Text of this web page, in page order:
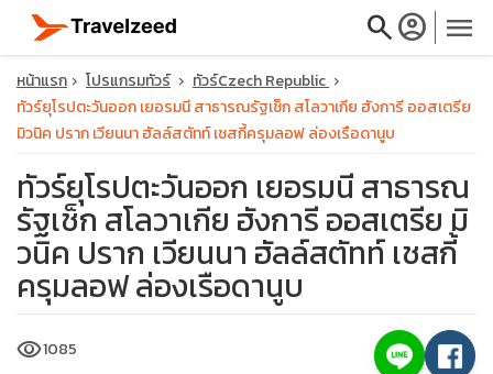
searchaccount_circle menu
close
travel_explore
หน้าแรก โปรแกรมทัวร์
ทัวร์Czech Republic
ทัวร์ยุโรปตะวันออก เยอรมนี สาธารณรัฐเช็ก สโลวาเกีย ฮังการี ออสเตรีย
มิวนิค ปราก เวียนนา ฮัลล์สตัทท์ เชสกี้ครุมลอฟ ล่องเรือดานูบ
ทัวร์ยุโรปตะวันออก เยอรมนี สาธารณ
รัฐเช็ก สโลวาเกีย ฮังการี ออสเตรีย มิ
วนิค ปราก เวียนนา ฮัลล์สตัทท์ เชสกี้
ครุมลอฟ ล่องเรือดานูบ
visibility1085